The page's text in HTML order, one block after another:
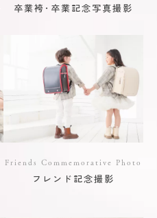
卒業袴･卒業記念写真撮影
Friends Commemorative Photo
フレンド記念撮影